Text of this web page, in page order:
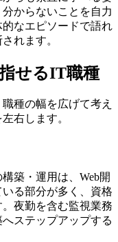
からないことを自力
なエピソードで語れ
れます。
せるIT職種
種の幅を広げて考え
右します。
築・運用は、Web開
る部分が多く、資格
夜勤を含む監視業務
ステップアップする